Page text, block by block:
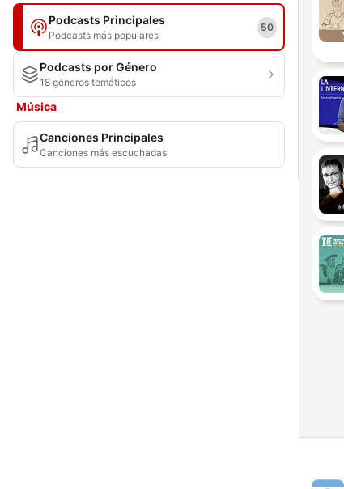
Podcasts Principales
Podcasts más populares
50
Podcasts por Género
18 géneros temáticos
Música
Canciones Principales
Canciones más escuchadas